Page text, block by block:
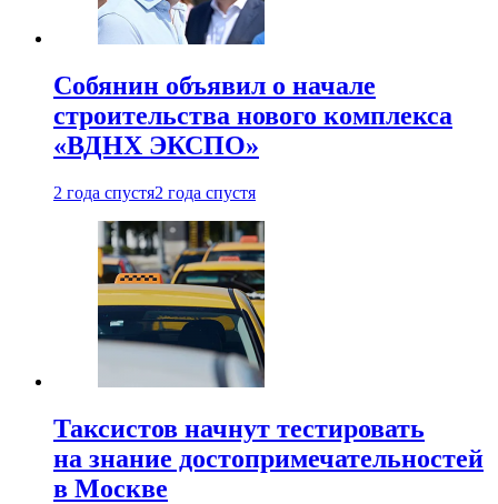
Собянин объявил о начале
строительства нового комплекса
«ВДНХ ЭКСПО»
2 года спустя2 года спустя
Таксистов начнут тестировать
на знание достопримечательностей
в Москве